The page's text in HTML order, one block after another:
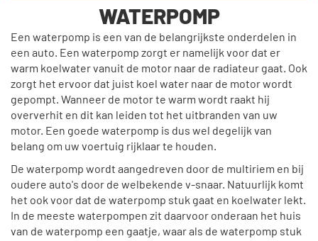
WATERPOMP
Een waterpomp is een van de belangrijkste onderdelen in
een auto. Een waterpomp zorgt er namelijk voor dat er
warm koelwater vanuit de motor naar de radiateur gaat. Ook
zorgt het ervoor dat juist koel water naar de motor wordt
gepompt. Wanneer de motor te warm wordt raakt hij
oververhit en dit kan leiden tot het uitbranden van uw
motor. Een goede waterpomp is dus wel degelijk van
belang om uw voertuig rijklaar te houden.
De waterpomp wordt aangedreven door de multiriem en bij
oudere auto's door de welbekende v-snaar. Natuurlijk komt
het ook voor dat de waterpomp stuk gaat en koelwater lekt.
In de meeste waterpompen zit daarvoor onderaan het huis
van de waterpomp een gaatje, waar als de waterpomp stuk